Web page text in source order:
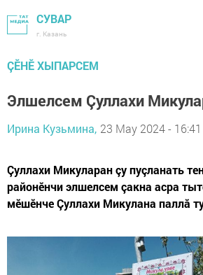
СУВАР
г. Казань
ÇӖНӖ ХЫПАРСЕМ
Элшелсем Çуллахи
Ирина Кузьмина, 23 May 2024 - 16:41
Çуллахи Микуларан çу пуçланать
районӗнчи элшелсем çакна асра
мӗшӗнче Çуллахи Микулана паллă